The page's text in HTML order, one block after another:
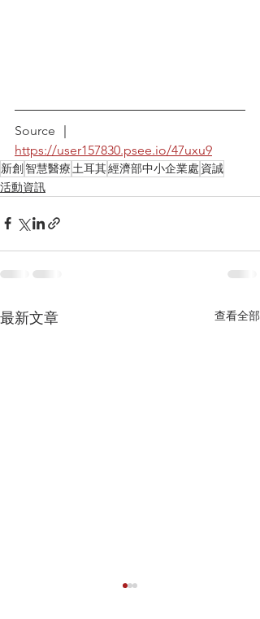
Source ｜
https://user157830.psee.io/47uxu9
新創智慧醫療 土耳其經濟部中小企業處 資誠
活動資訊
最新文章 查看全部